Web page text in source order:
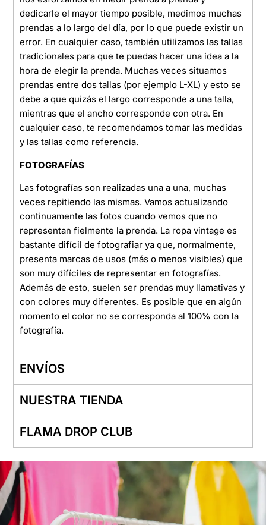
dedicarle el mayor tiempo posible, medimos muchas
prendas a lo largo del día, por lo que puede existir un
error. En cualquier caso, también utilizamos las tallas
tradicionales para que te puedas hacer una idea a la
hora de elegir la prenda. Muchas veces situamos
prendas entre dos tallas (por ejemplo L-XL) y esto se
debe a que quizás el largo corresponde a una talla,
mientras que el ancho corresponde con otra. En
cualquier caso, te recomendamos tomar las medidas
y las tallas como referencia.
FOTOGRAFÍAS
Las fotografías son realizadas una a una, muchas
veces repitiendo las mismas. Vamos actualizando
continuamente las fotos cuando vemos que no
representan fielmente la prenda. La ropa vintage es
bastante difícil de fotografiar ya que, normalmente,
presenta marcas de usos (más o menos visibles) que
son muy difíciles de representar en fotografías.
Además de esto, suelen ser prendas muy llamativas y
con colores muy diferentes. Es posible que en algún
momento el color no se corresponda al 100% con la
fotografía.
ENVÍOS
NUESTRA TIENDA
FLAMA DROP CLUB